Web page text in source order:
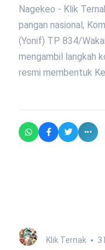
Nagekeo - Klik
pangan nasional,
(Yonif) TP 834/
mengambil langkah
resmi membentuk
Klik Ternak 3